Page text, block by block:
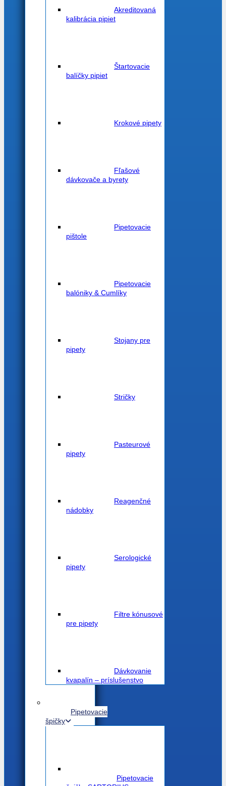
Akreditovaná
kalibrácia pipiet
Štartovacie
balíčky pipiet
Krokové pipety
Fľašové
dávkovače a byrety
Pipetovacie
pištole
Pipetovacie
balóniky & Cumlíky
Stojany pre
pipety
Stričky
Pasteurové
pipety
Reagenčné
nádobky
Serologické
pipety
Filtre kónusové
pre pipety
Dávkovanie
kvapalín – príslušenstvo
Pipetovacie
špičky
Pipetovacie